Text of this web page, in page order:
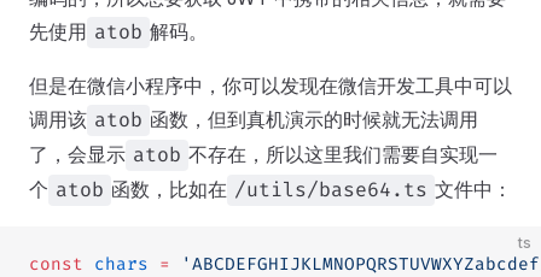
先使用 atob 解码。
但是在微信小程序中，你可以发现在微信开发工具中可以
调用该 atob 函数，但到真机演示的时候就无法调用
了，会显示 atob 不存在，所以这里我们需要自实现一
个 atob 函数，比如在 /utils/base64.ts 文件中：
ts
const chars =